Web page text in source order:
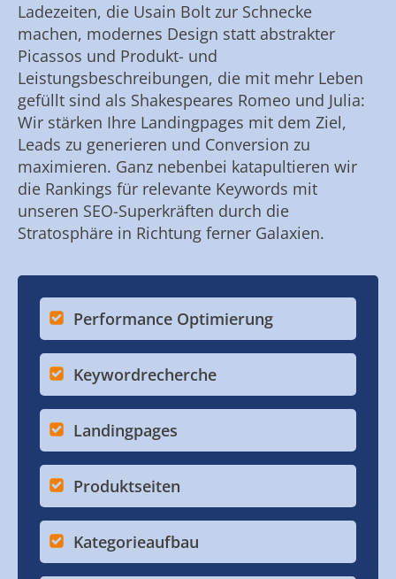
Ladezeiten, die Usain Bolt zur Schnecke
machen, modernes Design statt abstrakter
Picassos und Produkt- und
Leistungsbeschreibungen, die mit mehr Leben
gefüllt sind als Shakespeares Romeo und Julia:
Wir stärken Ihre Landingpages mit dem Ziel,
Leads zu generieren und Conversion zu
maximieren. Ganz nebenbei katapultieren wir
die Rankings für relevante Keywords mit
unseren SEO-Superkräften durch die
Stratosphäre in Richtung ferner Galaxien.
Performance Optimierung
Keywordrecherche
Landingpages
Produktseiten
Kategorieaufbau